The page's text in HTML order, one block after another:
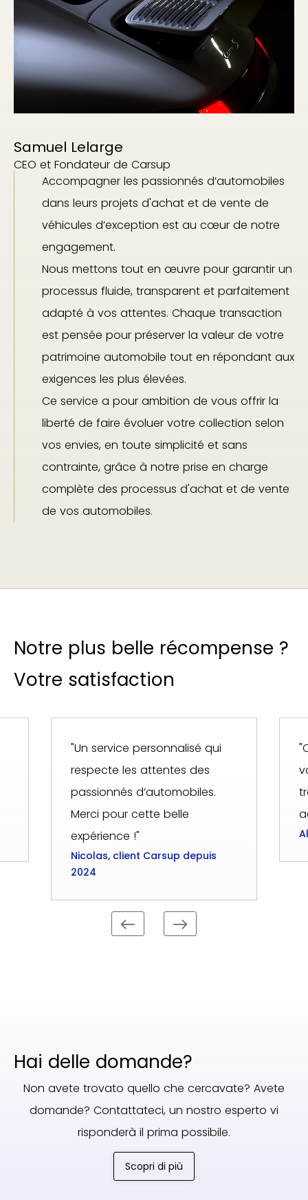
Samuel Lelarge
CEO et Fondateur de Carsup
Accompagner les passionnés d’automobiles
dans leurs projets d'achat et de vente de
véhicules d’exception est au cœur de notre
engagement.
Nous mettons tout en œuvre pour garantir un
processus fluide, transparent et parfaitement
adapté à vos attentes. Chaque transaction
est pensée pour préserver la valeur de votre
patrimoine automobile tout en répondant aux
exigences les plus élevées.
Ce service a pour ambition de vous offrir la
liberté de faire évoluer votre collection selon
vos envies, en toute simplicité et sans
contrainte, grâce à notre prise en charge
complète des processus d'achat et de vente
de vos automobiles.
Notre plus belle récompense ?
Votre satisfaction
"Un service personnalisé qui
respecte les attentes des
passionnés d’automobiles.
Merci pour cette belle
expérience !"
Nicolas, client Carsup depuis
2024
Hai delle domande?
Non avete trovato quello che cercavate? Avete
domande? Contattateci, un nostro esperto vi
risponderà il prima possibile.
Scopri di più